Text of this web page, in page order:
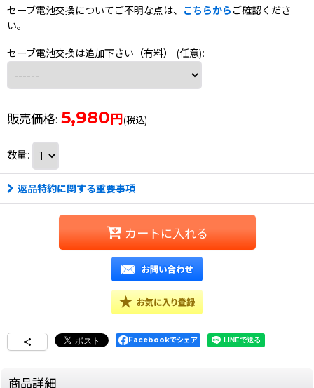
セーブ電池交換についてご不明な点は、 こちらから ご確認くださ
い。
セーブ電池交換は追加下さい（有料） (任意):
販売価格: 5,980円(税込)
数量:
返品特約に関する重要事項
カートに入れる
Facebookでシェア
商品詳細